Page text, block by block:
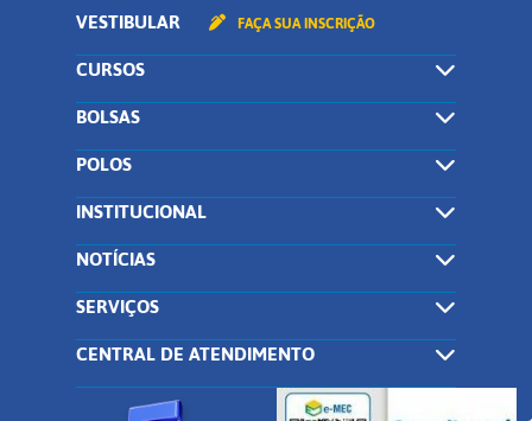
VESTIBULAR FAÇA SUA INSCRIÇÃO
CURSOS
BOLSAS
POLOS
INSTITUCIONAL
NOTÍCIAS
SERVIÇOS
CENTRAL DE ATENDIMENTO